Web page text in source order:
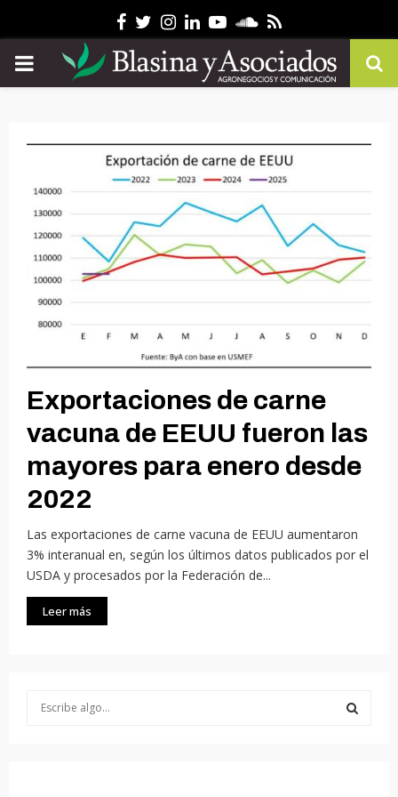
Facebook
Twitter
Instagram
Linkedin
YoutubeSoundcloud
Rss
PRIMARY
Exportaciones de carne
vacuna de EEUU fueron las
mayores para enero desde
2022
Las exportaciones de carne vacuna de EEUU aumentaron
3% interanual en, según los últimos datos publicados por el
USDA y procesados por la Federación de...
Leer más